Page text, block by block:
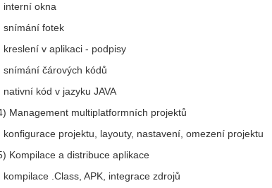
interní okna
snímání fotek
kreslení v aplikaci - podpisy
snímání čárových kódů
nativní kód v jazyku JAVA
Management multiplatformních projektů
konfigurace projektu, layouty, nastavení, omezení projektu
Kompilace a distribuce aplikace
kompilace .Class, APK, integrace zdrojů